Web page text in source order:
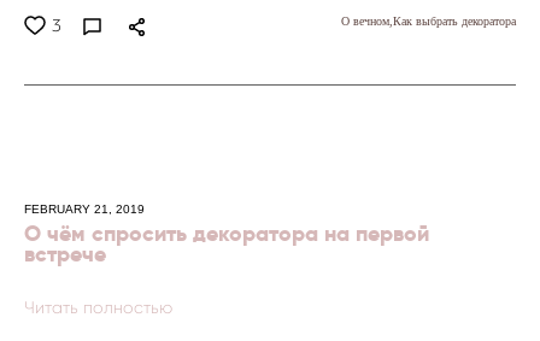
3 О вечном, Как выбрать декоратора
О чём спросить декоратора на первой
встрече
FEBRUARY 21, 2019
Читать полностью